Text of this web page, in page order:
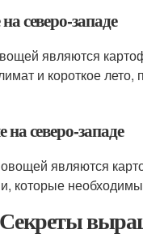
северо-западе
являются
и короткое
северо-западе
являются
которые
Секреты